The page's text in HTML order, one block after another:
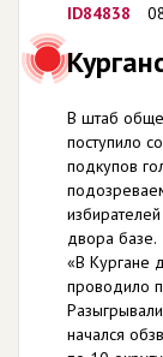
ID84838
В штаб
поступило
подкупов
двора базе.
«В Кургане
проводило
начался